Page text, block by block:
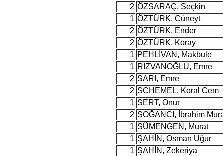
2 ÖZSARAÇ, Seçkin
1 ÖZTÜRK, Cüneyt
2 ÖZTÜRK, Ender
2 ÖZTÜRK, Koray
1 PEHLİVAN, Makbule
1 RIZVANOĞLU, Emre
2 SARI, Emre
2 SCHEMEL, Koral Cem
1 SERT, Onur
2 SOĞANCI, İbrahim
1 SÜMENGEN, Murat
1 ŞAHİN, Osman Uğur
1 ŞAHİN, Zekeriya